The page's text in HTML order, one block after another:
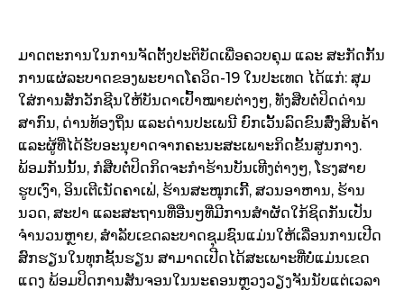
ມາດຕະການໃນການຈັດຕັ້ງປະຕິບັດເພື່ອຄວບຄຸມ ແລະ ສະກັດກັ້ນ
ການແຜ່ລະບາດຂອງພະຍາດໂຄວິດ-19 ໃນປະເທດ ໄດ້ແກ່: ສຸມ
ໃສ່ການສັກວັກຊີນໃຫ້ບັນດາເປົ້າໝາຍຕ່າງໆ, ທັງສືບຕໍ່ປິດດ່ານ
ສາກົນ, ດ່ານທ້ອງຖິ່ນ ແລະດ່ານປະເພນີ ຍົກເວັ້ນລົດຂົນສົ່ງສິນຄ້າ
ແລະຜູ້ທີ່ໄດ້ຮັບອະນຸຍາດຈາກຄະນະສະເພາະກິດຂັ້ນສູນກາງ.
ພ້ອມກັນນັ້ນ, ກໍສືບຕໍ່ປິດກິດຈະກຳຮ້ານບັນເທີງຕ່າງໆ, ໂຮງສາຍ
ຮູບເງົາ, ອິນເຕີເນັດຄາເຟ່, ຮ້ານສະໜຸກເກີ້, ສວນອາຫານ, ຮ້ານ
ນວດ, ສະປາ ແລະສະຖານທີ່ອື່ນໆທີ່ມີການສຳຜັດໃກ້ຊິດກັນເປັນ
ຈຳນວນຫຼາຍ, ສຳລັບເຂດລະບາດຊຸມຊົນແມ່ນໃຫ້ເລື່ອນການເປີດ
ສົກຮຽນໃນທຸກຊັ້ນຮຽນ ສາມາດເປີດໄດ້ສະເພາະທີ່ບໍ່ແມ່ນເຂດ
ແດງ ພ້ອມປິດການສັນຈອນໃນນະຄອນຫຼວງວຽງຈັນນັບແຕ່ເວລາ